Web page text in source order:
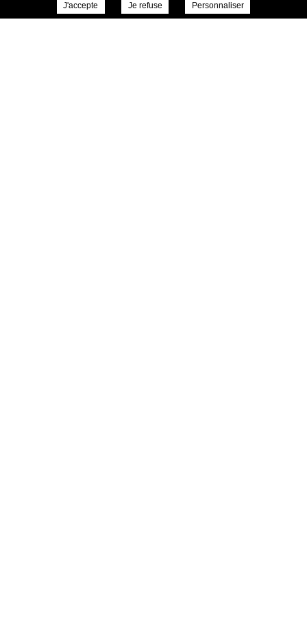
Réussir, c’est avoir confiance en soi, faire confiance aux
J'accepte
Je refuse Personnaliser